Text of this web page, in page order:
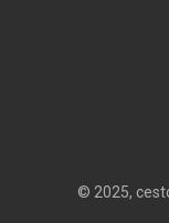
© 2025,